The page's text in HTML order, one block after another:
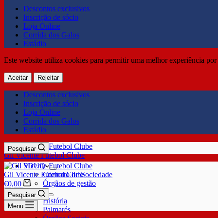
Descontos exclusivos
Inscrição de sócio
Loja Online
Corrida dos Galos
Estádio
Este website utiliza cookies para permitir uma melhor experiência
Aceitar Rejeitar
Descontos exclusivos
Inscrição de sócio
Loja Online
Corrida dos Galos
Estádio
Gil Vicente Futebol Clube
Pesquisar
SDUQ
Contrato de Sociedade
Órgãos de gestão
Clube
História
Palmarés
Gil Vicente Futebol Clube
€0,00
Pesquisar
Menu